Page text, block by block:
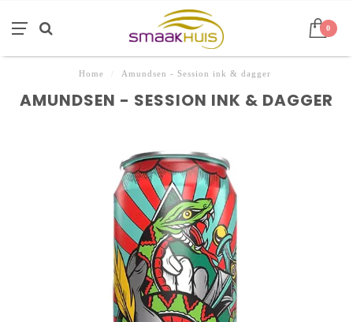
0
Home Amundsen - Session ink & dagger
AMUNDSEN - SESSION INK & DAGGER